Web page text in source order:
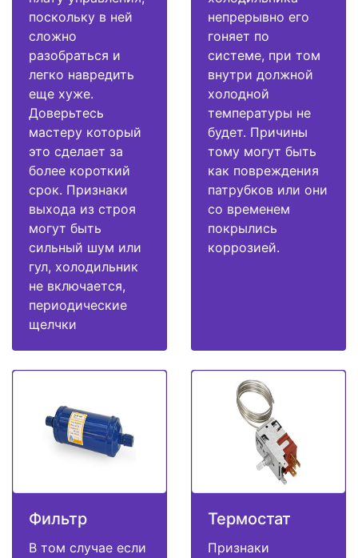
поскольку в ней
сложно
разобраться и
легко навредить
еще хуже.
Доверьтесь
мастеру который
это сделает за
более короткий
срок. Признаки
выхода из строя
могут быть
сильный шум или
гул, холодильник
не включается,
периодические
щелчки
непрерывно его
гоняет по
системе, при том
внутри должной
холодной
температуры не
будет. Причины
тому могут быть
как повреждения
патрубков или они
со временем
покрылись
коррозией.
Фильтр
В том случае если
Термостат
Признаки